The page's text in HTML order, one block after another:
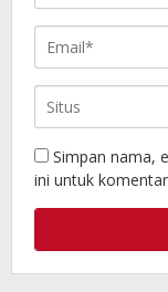
Simpan nama,
ini untuk